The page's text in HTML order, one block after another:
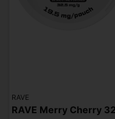
RAVE